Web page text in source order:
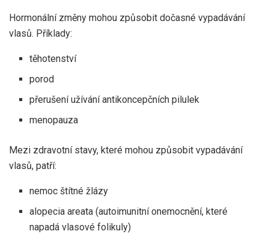
Hormonální změny mohou způsobit dočasné vypadávání
vlasů. Příklady:
těhotenství
porod
přerušení užívání antikoncepčních pilulek
menopauza
Mezi zdravotní stavy, které mohou způsobit vypadávání
vlasů, patří:
nemoc štítné žlázy
alopecia areata (autoimunitní onemocnění, které
napadá vlasové folikuly)